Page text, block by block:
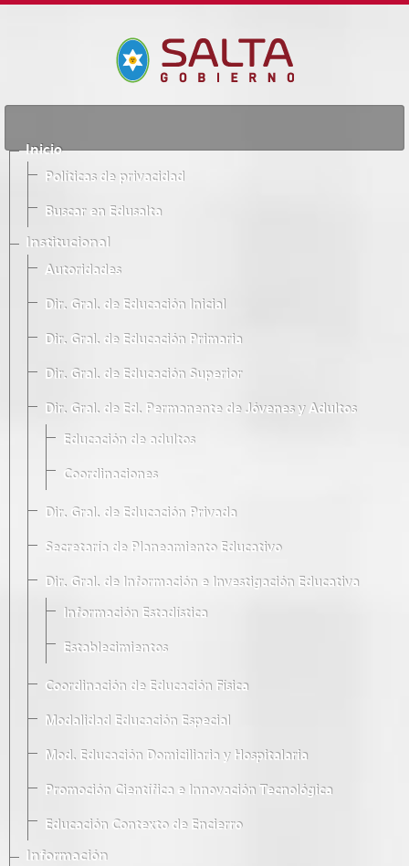
Inicio
Políticas de privacidad
Buscar en Edusalta
Institucional
Autoridades
Dir. Gral. de Educación Inicial
Dir. Gral. de Educación Primaria
Dir. Gral. de Educación Superior
Dir. Gral. de Ed. Permanente de Jóvenes y Adultos
Educación de adultos
Coordinaciones
Dir. Gral. de Educación Privada
Secretaría de Planeamiento Educativo
Dir. Gral. de Información e Investigación Educativa
Información Estadística
Establecimientos
Coordinación de Educación Física
Modalidad Educación Especial
Mod. Educación Domiciliaria y Hospitalaria
Promoción Científica e Innovación Tecnológica
Educación Contexto de Encierro
Información